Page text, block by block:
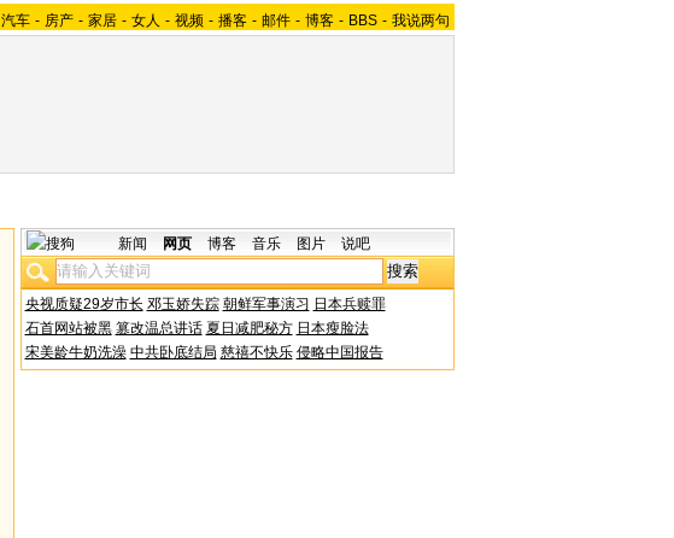
汽车 - 房产 - 家居 - 女人 - 视频 - 播客 - 邮件 - 博客 - BBS - 我说两句
新闻 网页 博客 音乐 图片 说吧
央视质疑29岁市长 邓玉娇失踪 朝鲜军事演习 日本兵赎罪
石首网站被黑 篡改温总讲话 夏日减肥秘方 日本瘦脸法
宋美龄牛奶洗澡 中共卧底结局 慈禧不快乐 侵略中国报告